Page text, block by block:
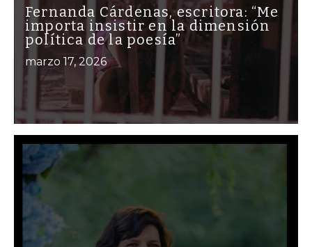
Fernanda Cárdenas, escritora: “Me
importa insistir en la dimensión
política de la poesía”
marzo 17, 2026